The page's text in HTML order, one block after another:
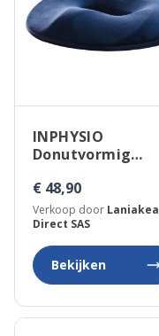
INPHYSIO
Donutvormig
€ 48,90
Verkoop door Laniakea
Direct SAS
Bekijken